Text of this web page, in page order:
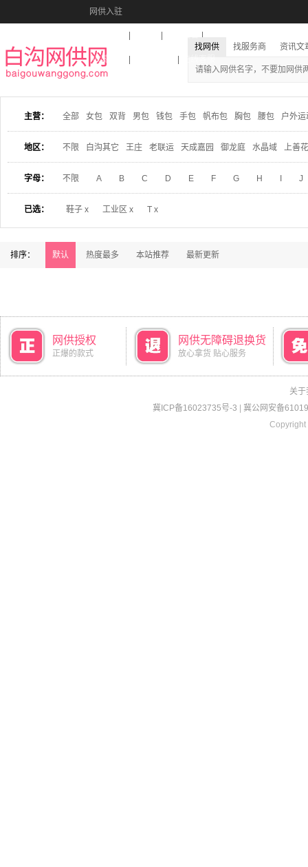
网供入驻
收藏本站
找网供 找服务商 资讯文
主营： 全部 女包 双背 男包 钱包 手包 帆布包 胸包 腰包 户外运
地区： 不限 白沟其它 王庄 老联运 天成嘉园 御龙庭 水晶域 上善
字母： 不限 A B C D E F G H J
已选： 鞋子 x 工业区 x T x
排序： 默认 热度最多 本站推荐 最新更新
网供授权
正爆的款式
网供无障碍退换货
放心拿货 贴心服务
关于
冀ICP备16023735号-3
冀公网安备